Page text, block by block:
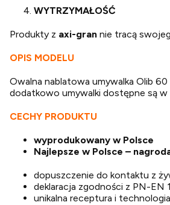
WYTRZYMAŁOŚĆ
Produkty z axi-gran nie tracą
OPIS MODELU
Owalna nablatowa umywalka Olib
dodatkowo umywalki dostępne są
CECHY PRODUKTU
wyprodukowany w Polsce
Najlepsze w Polsce –
dopuszczenie do kontaktu z
deklaracja zgodności z PN-EN
unikalna receptura i